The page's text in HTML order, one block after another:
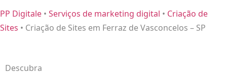
PP Digitale • Serviços de marketing digital • Criação de
Sites • Criação de Sites em Ferraz de Vasconcelos – SP
Descubra